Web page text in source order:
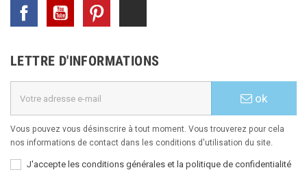
Facebook YouTube
LETTRE D'INFORMATIONS
ok
Vous pouvez vous désinscrire à tout moment. Vous trouverez pour cela
nos informations de contact dans les conditions d'utilisation du site.
J'accepte les conditions générales et la politique de confidentialité